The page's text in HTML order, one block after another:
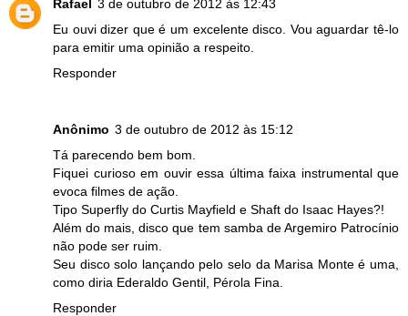
Rafael 3 de outubro de 2012 às 12:43
Eu ouvi dizer que é um excelente disco. Vou aguardar tê-lo
para emitir uma opinião a respeito.
Responder
Anônimo 3 de outubro de 2012 às 15:12
Tá parecendo bem bom.
Fiquei curioso em ouvir essa última faixa instrumental que
evoca filmes de ação.
Tipo Superfly do Curtis Mayfield e Shaft do Isaac Hayes?!
Além do mais, disco que tem samba de Argemiro Patrocínio
não pode ser ruim.
Seu disco solo lançando pelo selo da Marisa Monte é uma,
como diria Ederaldo Gentil, Pérola Fina.
Responder